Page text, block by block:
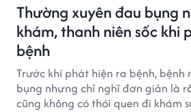
Thường xuyên đau bụng
khám, thanh niên sốc khi
bệnh
Trước khi phát hiện ra bệnh, bệnh
bụng nhưng chỉ nghĩ đơn giản là
cũng không có thói quen đi khám